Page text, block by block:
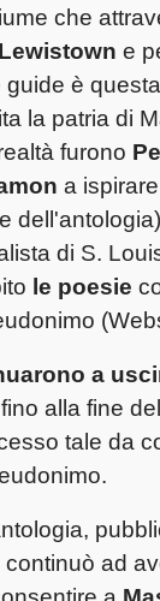
che
e
è
la patria di
furono
a
di S.
le poesie
a
alla fine
tale da
ad